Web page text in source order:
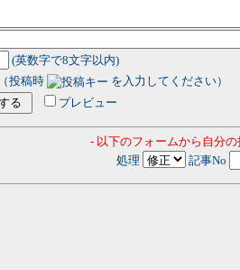
(英数字で8文字以内)
（投稿時
を入力してください）
プレビュー
- 以下のフォームから自分
処理
記事No